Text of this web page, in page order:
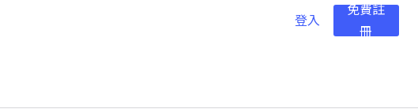
登入
免費註
冊